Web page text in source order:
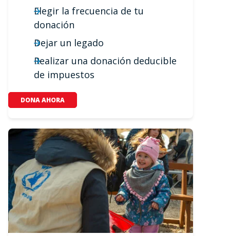
Elegir la frecuencia de tu
donación
Dejar un legado
Realizar una donación deducible
de impuestos
DONA AHORA